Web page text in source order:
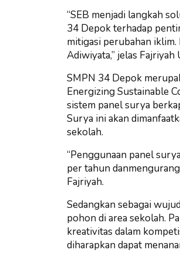
“SEB menjadi langkah
34 Depok terhadap
mitigasi perubahan
Adiwiyata,” jelas
SMPN 34 Depok
Energizing Sustainable
sistem panel surya
Surya ini akan
sekolah.
“Penggunaan panel
per tahun
Fajriyah.
Sedangkan sebagai
pohon di area sekolah.
kreativitas dalam
diharapkan dapat